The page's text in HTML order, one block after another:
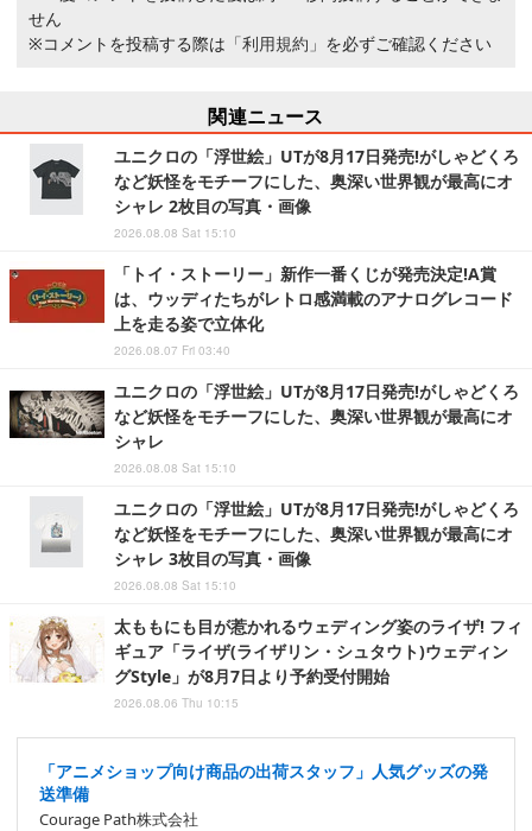
￥4,620
ド nayuta クロス表面 XLサイズ 900×400×5mm
￥5,800
ローラー TURBO連射 4段階振動調整 6軸ジャイロセ
ンサー 800mAhバッテリー Switch/Switch2/PC/An
droid/IOSに対応 プロコン
￥2,399
￥15,827
VC&ABS&布製 塗装済み可動フィギュア
￥9,900
せん
※コメントを投稿する際は 「利用規約」 を必ずご確認ください
関連ニュース
ユニクロの「浮世絵」UTが8月17日発売!がしゃどくろ
など妖怪をモチーフにした、奥深い世界観が最高にオ
シャレ 2枚目の写真・画像
2026.08.08 Sat 15:10
「トイ・ストーリー」新作一番くじが発売決定!A賞
は、ウッディたちがレトロ感満載のアナログレコード
上を走る姿で立体化
2026.08.07 Fri 03:40
ユニクロの「浮世絵」UTが8月17日発売!がしゃどくろ
など妖怪をモチーフにした、奥深い世界観が最高にオ
シャレ
2026.08.08 Sat 15:10
ユニクロの「浮世絵」UTが8月17日発売!がしゃどくろ
など妖怪をモチーフにした、奥深い世界観が最高にオ
シャレ 3枚目の写真・画像
2026.08.08 Sat 15:10
太ももにも目が惹かれるウェディング姿のライザ! フィ
ギュア「ライザ(ライザリン・シュタウト)ウェディン
グStyle」が8月7日より予約受付開始
2026.08.06 Thu 10:15
「アニメショップ向け商品の出荷スタッフ」人気グッズの発
送準備
Courage Path株式会社